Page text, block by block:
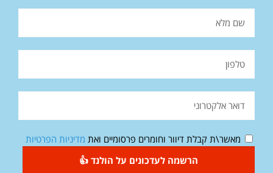
מאשר\ת קבלת דיוור וחומרים פרסומיים ואת מדיניות הפרטיות
הרשמה לעדכונים על הולנד 👍